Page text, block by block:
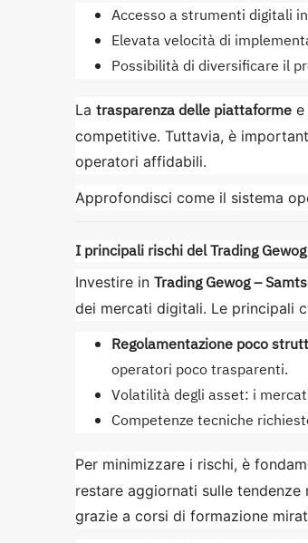
Accesso a strumenti digitali
Elevata velocità di
Possibilità di diversificare il
La trasparenza delle piattaforme e
competitive. Tuttavia, è
operatori affidabili.
Approfondisci come il sistema
I principali rischi del Trading
Investire in Trading Gewog –
dei mercati digitali. Le principali
Regolamentazione poco
operatori poco trasparenti.
Volatilità degli asset: i
Competenze tecniche
Per minimizzare i rischi, è
restare aggiornati sulle
grazie a corsi di formazione